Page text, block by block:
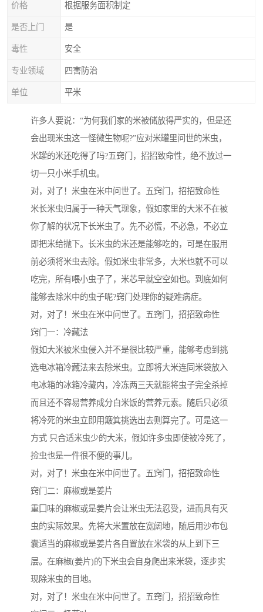
价格 根据服务面积制定
是否上门 是
毒性 安全
专业领域 四害防治
单位 平米
许多人要说：“为何我们家的米被储放得严实的，但是还
会出现米虫这一怪微生物呢?”应对米罐里问世的米虫，
米罐的米还吃得了吗?五窍门，招招致命性，绝不放过一
切一只小米手机虫。
对，对了！米虫在米中问世了。五窍门，招招致命性
米长米虫归属于一种天气现象，假如家里的大米不在被
你了解的状况下长米虫了。先不必慌，不必急，不必立
即把米给抛下。长米虫的米还是能够吃的，可是在服用
前必须将米虫去除。假如米虫非常多，大米也就不可以
吃完，所有喂小虫子了，米芯早就空空如也。到底如何
能够去除米中的虫子呢?窍门处理你的疑难病症。
对，对了！米虫在米中问世了。五窍门，招招致命性
窍门一：冷藏法
假如大米被米虫侵入并不是很比较严重，能够考虑到挑
选电冰箱冷藏法来去除米虫。立即将大米连同米袋放入
电冰箱的冰箱冷藏内，冷冻两三天就能将虫子完全杀掉
而且还不容易营养成分白米饭的营养元素。随后只必须
将冷死的米虫立即用簸箕挑选出去则算完了。可是这一
方式 只合适米虫少的大米，假如许多虫即使被冷死了，
捡虫也是一件很不便的事儿。
对，对了！米虫在米中问世了。五窍门，招招致命性
窍门二：麻椒或是姜片
重囗味的麻椒或是姜片会让米虫无法忍受，进而具有灭
虫的实际效果。先将大米置放在宽阔地，随后用沙布包
囊适当的麻椒或是姜片各自置放在米袋的从上到下三
层。在麻椒(姜片)的下米虫会自身爬出来米袋，逐步实
现除米虫的目地。
对，对了！米虫在米中问世了。五窍门，招招致命性